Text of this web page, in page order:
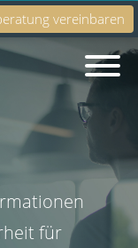
vereinbaren
für